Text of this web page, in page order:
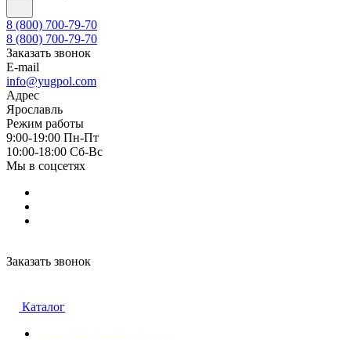
8 (800) 700-79-70
8 (800) 700-79-70
Заказать звонок
E-mail
info@yugpol.com
Адрес
Ярославль
Режим работы
9:00-19:00 Пн-Пт
10:00-18:00 Cб-Вс
Мы в соцсетях
Заказать звонок
Каталог